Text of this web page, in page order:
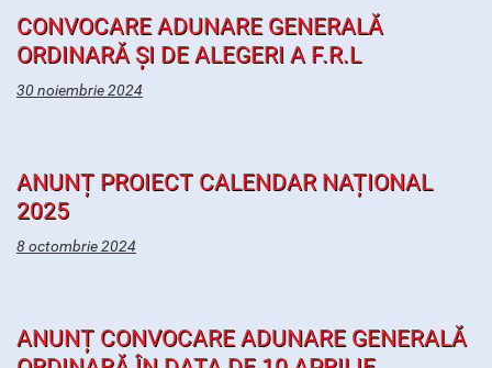
CONVOCARE ADUNARE GENERALĂ
ORDINARĂ ȘI DE ALEGERI A F.R.L
30 noiembrie 2024
ANUNȚ PROIECT CALENDAR NAȚIONAL
2025
8 octombrie 2024
ANUNȚ CONVOCARE ADUNARE GENERALĂ